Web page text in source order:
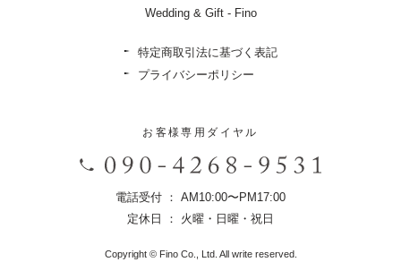
Wedding & Gift - Fino
特定商取引法に基づく表記
プライバシーポリシー
お客様専用ダイヤル
電話受付 ： AM10:00〜PM17:00
定休日 ： 火曜・日曜・祝日
Copyright © Fino Co., Ltd. All write reserved.